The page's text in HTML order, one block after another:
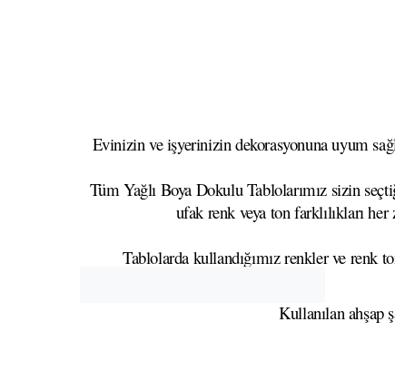
Evinizin ve işyerinizin dekorasyonuna uyum
Tüm Yağlı Boya Dokulu Tablolarımız sizin
ufak renk veya ton farklılıkları
Tablolarda kullandığımız renkler ve renk
Kullanılan ahşap